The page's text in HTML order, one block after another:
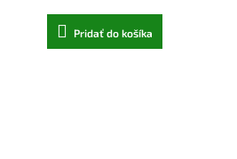
Pridať do košíka